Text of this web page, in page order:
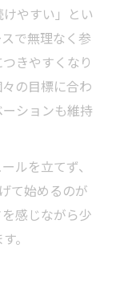
やすい」とい
で無理なく参
きやすくなり
の目標に合わ
ションも維持
ルを立てず、
て始めるのが
感じながら少
。